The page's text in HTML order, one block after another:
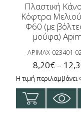
Πλαστική
Κόφτρα
Φ60 (με
μούφα)
APIMAX-023401-
8,20€ –
Η τιμή